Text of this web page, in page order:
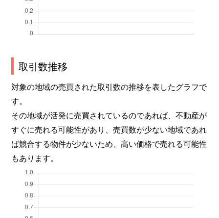
取引数推移
対象の地域の売買された取引数の推移を表したグラフで
す。
その地域が活発に売買されているのであれば、不動産が
すぐに売れる可能性があり、売買数が少ない地域であれ
ば競合する物件が少ないため、高い価格で売れる可能性
もあります。